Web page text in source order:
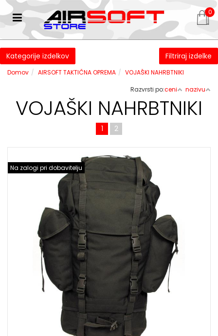
0
Kategorije izdelkov Filtriraj izdelke
Domov AIRSOFT TAKTIČNA OPREMA VOJAŠKI NAHRBTNIKI
Razvrsti po:ceni nazivu
VOJAŠKI NAHRBTNIKI
1 2
Na zalogi pri dobavitelju